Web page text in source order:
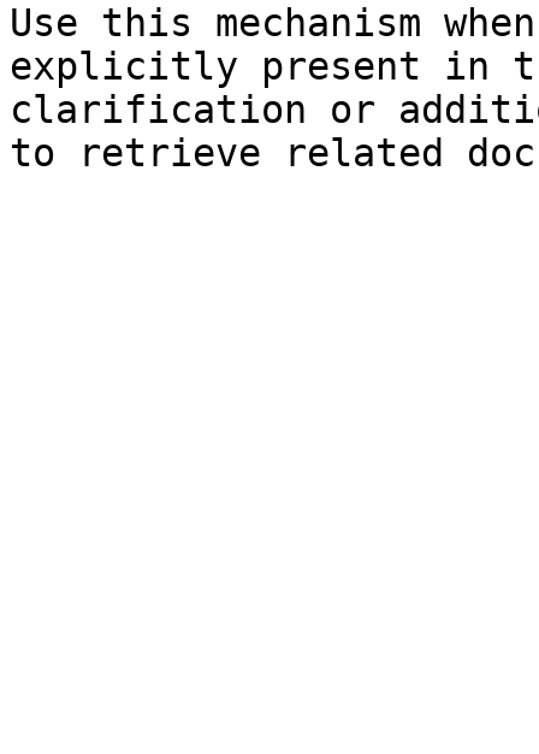
Use this mechanism
explicitly present in
clarification or